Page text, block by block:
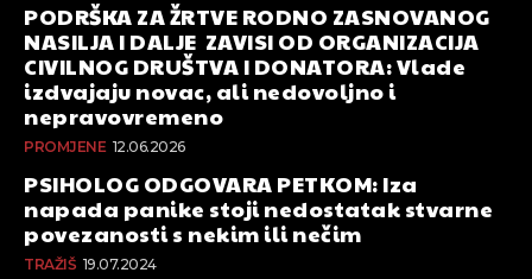
PODRŠKA ZA ŽRTVE RODNO ZASNOVANOG
NASILJA I DALJE ZAVISI OD ORGANIZACIJA
CIVILNOG DRUŠTVA I DONATORA: Vlade
izdvajaju novac, ali nedovoljno i
nepravovremeno
PROMJENE 12.06.2026
PSIHOLOG ODGOVARA PETKOM: Iza
napada panike stoji nedostatak stvarne
povezanosti s nekim ili nečim
TRAŽIŠ 19.07.2024